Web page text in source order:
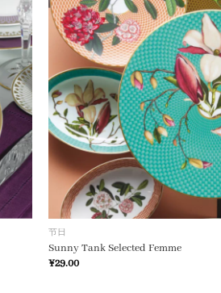
节日
Sunny Tank Selected Femme
¥29.00